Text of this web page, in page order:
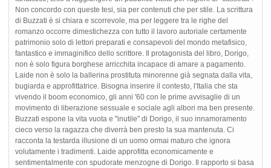
Non concordo con queste tesi, sia per contenuti che per stile. La scrittura
di Buzzati è si chiara e scorrevole, ma per leggere tra le righe del
romanzo occorre dimestichezza con tutto il lavoro autoriale certamente
patrimonio solo di lettori preparati e consapevoli del mondo metafisico,
fantastico e immaginifico dello scrittore. Il protagonista del libro, Dorigo,
non è solo figura borghese arricchita incapace di amare a pagamento.
Laide non è solo la ballerina prostituta minorenne già segnata dalla vita,
bugiarda e approfittatrice. Bisogna inserire il contesto, l'Italia che sta
vivendo il boom economico, gli anni '60 con le prime avvisaglie di un
movimento di liberazione sessuale e sociale agli albori ma ben presente.
Buzzati espone la vita vuota e "inutile" di Dorigo, il suo innamoramento
cieco verso la ragazza che diverrà ben presto la sua mantenuta. Ci
racconta la testarda illusione di un uomo ormai maturo che ignora
volutamente i tradimenti. Laide approfitta economicamente e
sentimentalmente con spudorate menzogne di Dorigo. Il rapporto si basa